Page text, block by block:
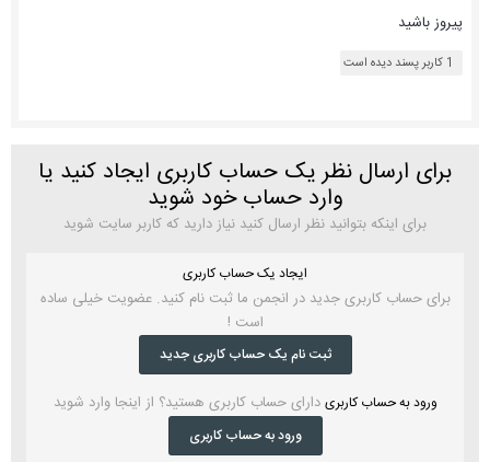
پیروز باشید
1 کاربر پسند دیده است
برای ارسال نظر یک حساب کاربری ایجاد کنید یا
وارد حساب خود شوید
برای اینکه بتوانید نظر ارسال کنید نیاز دارید که کاربر سایت شوید
ایجاد یک حساب کاربری
برای حساب کاربری جدید در انجمن ما ثبت نام کنید. عضویت خیلی ساده
است !
ثبت نام یک حساب کاربری جدید
ورود به حساب کاربری دارای حساب کاربری هستید؟ از اینجا وارد شوید
ورود به حساب کاربری